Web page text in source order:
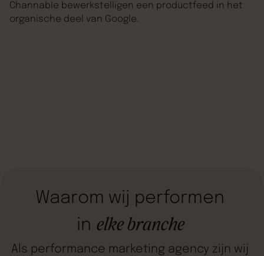
Channable bewerkstelligen een productfeed in het
organische deel van Google.
Waarom wij performen
in elke branche
Als performance marketing agency zijn wij